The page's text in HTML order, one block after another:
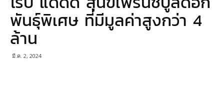
พันธุ์พิเศษ ที่มีมูลค่าสูงกว่า 4
ล้าน
มี.ค. 2, 2024